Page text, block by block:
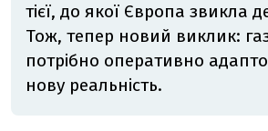
тієї, до якої Європа звикла
Тож, тепер новий виклик:
потрібно оперативно
нову реальність.